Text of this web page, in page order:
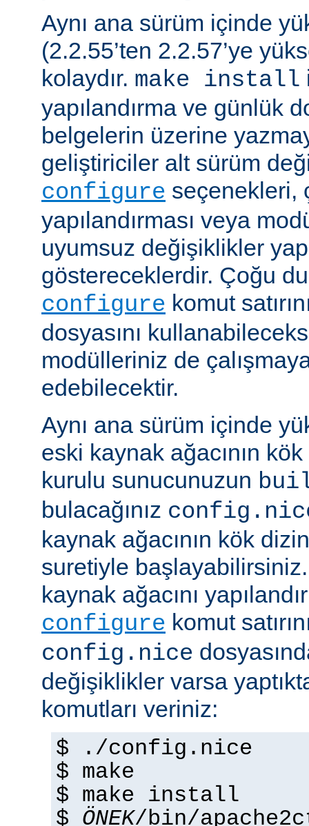
Aynı ana sürüm içinde
(2.2.55’ten 2.2.57’ye
kolaydır. make install
yapılandırma ve günlük
belgelerin üzerine
geliştiriciler alt sürüm
configure seçenekleri,
yapılandırması veya
uyumsuz değişiklikler
göstereceklerdir. Çoğu
configure komut
dosyasını
modülleriniz de
edebilecektir.
Aynı ana sürüm içinde
eski kaynak ağacının
kurulu sunucunuzun
bulacağınız
kaynak ağacının kök
suretiyle
kaynak ağacını
configure komut
config.nice
değişiklikler varsa
komutları veriniz:
$ ./config.nice
$ make
$ make install
$ ÖNEK/bin/